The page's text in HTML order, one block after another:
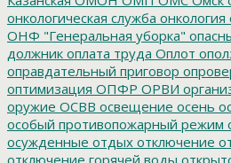
онкологическая служба онкология
ОНФ "Генеральная уборка"
должник оплата труда Оплот
оправдательный приговор
оптимизация ОПФР ОРВИ
оружие ОСВВ освещение осень
особый противопожарный режим
осужденные отдых отключение
отключение горячей воды